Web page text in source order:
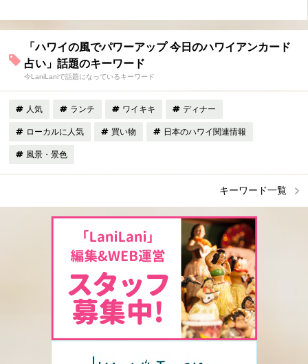
「ハワイの風でパワーアップ 今日のハワイアンカード
占い」話題のキーワード
今LaniLaniで話題になっているキーワード
人気 ランチ ワイキキ ディナー
ローカルに人気 買い物 日本のハワイ関連情報
風景・景色
キーワード一覧